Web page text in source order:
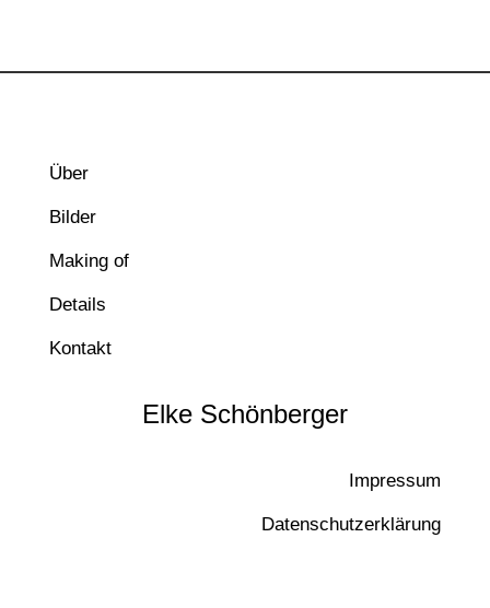
Über
Bilder
Making of
Details
Kontakt
Elke Schönberger
Impressum
Datenschutzerklärung